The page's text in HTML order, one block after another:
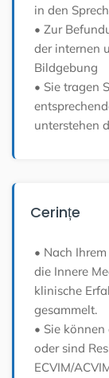
in den
• Zur
der internen
Bildgebung
• Sie tragen
unterstehen
Cerințe
• Nach
die Innere
klinische
gesammelt.
• Sie
oder sind
ECVIM/